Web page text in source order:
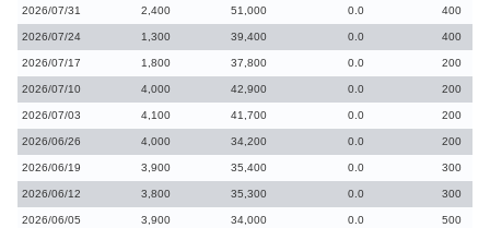
2026/07/31
2,400 51,000 0.0 400
2026/07/24 1,300 39,400 0.0 400
2026/07/17 1,800 37,800 0.0 200
2026/07/10 4,000 42,900 0.0 200
2026/07/03 4,100 41,700 0.0 200
2026/06/26 4,000 34,200 0.0 200
2026/06/19 3,900 35,400 0.0 300
2026/06/12 3,800 35,300 0.0 300
2026/06/05 3,900 34,000 0.0 500